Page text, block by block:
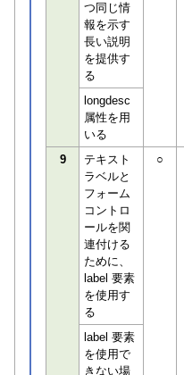
つ同じ情
報を示す
長い説明
を提供す
る
longdesc
属性を用
いる
9
テキスト
ラベルと
フォーム
コントロ
ールを関
連付ける
ために、
label 要素
を使用す
る
○
label 要素
を使用で
きない場